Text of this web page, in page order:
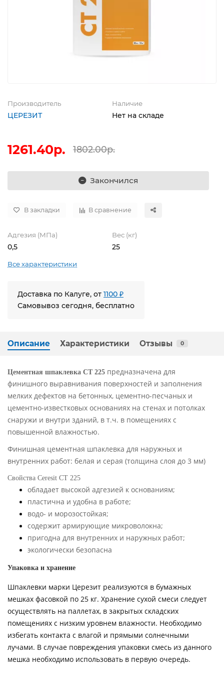
Производитель
ЦЕРЕЗИТ
Наличие
Нет на складе
1261.40р. 1802.00р.
Закончился
В закладки В сравнение
Адгезия (МПа)
0,5
Вес (кг)
25
Все характеристики
Доставка по Калуге, от 1100 ₽
Самовывоз сегодня, бесплатно
Описание Характеристики Отзывы 0
Цементная шпаклевка CT 225 предназначена для
финишного выравнивания поверхностей и заполнения
мелких дефектов на бетонных, цементно-песчаных и
цементно-известковых основаниях на стенах и потолках
снаружи и внутри зданий, в т.ч. в помещениях с
повышенной влажностью.
Финишная цементная шпаклевка для наружных и
внутренних работ: белая и серая (толщина слоя до 3 мм)
Свойства Ceresit CT 22 5
обладает высокой адгезией к основаниям;
пластична и удобна в работе;
водо- и морозостойкая;
содержит армирующие микроволокна;
пригодна для внутренних и наружных работ;
экологически безопасна
Упаковка и хранение
Шпаклевки марки Церезит реализуются в бумажных
мешках фасовкой по 25 кг. Хранение сухой смеси следует
осуществлять на паллетах, в закрытых складских
помещениях с низким уровнем влажности. Необходимо
избегать контакта с влагой и прямыми солнечными
лучами. В случае повреждения упаковки смесь из данного
мешка необходимо использовать в первую очередь.